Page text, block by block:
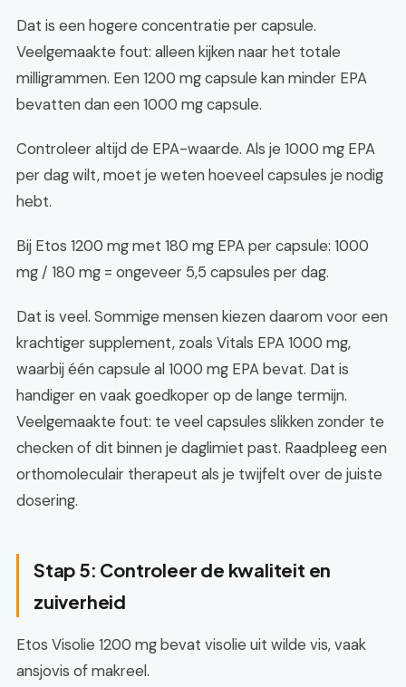
Dat is een hogere concentratie per capsule.
Veelgemaakte fout: alleen kijken naar het totale
milligrammen. Een 1200 mg capsule kan minder EPA
bevatten dan een 1000 mg capsule.
Controleer altijd de EPA-waarde. Als je 1000 mg EPA
per dag wilt, moet je weten hoeveel capsules je nodig
hebt.
Bij Etos 1200 mg met 180 mg EPA per capsule: 1000
mg / 180 mg = ongeveer 5,5 capsules per dag.
Dat is veel. Sommige mensen kiezen daarom voor een
krachtiger supplement, zoals Vitals EPA 1000 mg,
waarbij één capsule al 1000 mg EPA bevat. Dat is
handiger en vaak goedkoper op de lange termijn.
Veelgemaakte fout: te veel capsules slikken zonder te
checken of dit binnen je daglimiet past. Raadpleeg een
orthomoleculair therapeut als je twijfelt over de juiste
dosering.
Stap 5: Controleer de kwaliteit en
zuiverheid
Etos Visolie 1200 mg bevat visolie uit wilde vis, vaak
ansjovis of makreel.